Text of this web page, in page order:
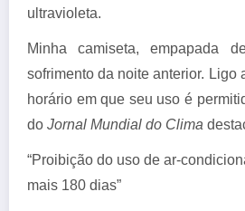
ultravioleta.
Minha camiseta, empapada
sofrimento da noite anterior. Ligo
horário em que seu uso é
do Jornal Mundial do Clima
“Proibição do uso de ar-
mais 180 dias”